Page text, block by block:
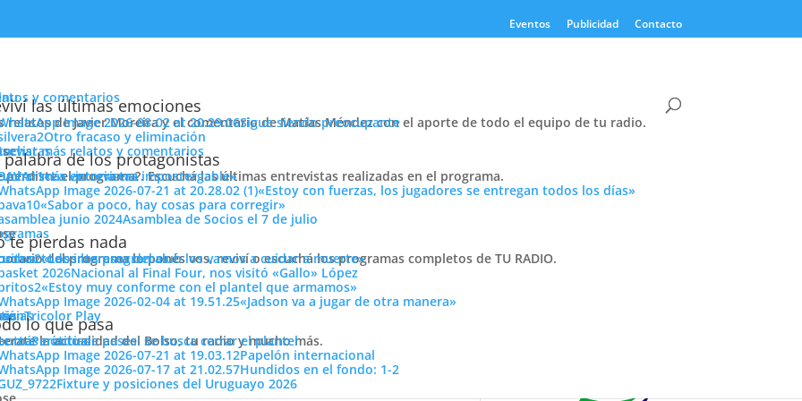
Eventos Publicidad Contacto
y comentarios
las últimas emociones
relatos de Javier Moreira y el comentario de Matías Méndez con el aporte de todo el equipo de tu radio.
Sigue siendo preocupante
Otro fracaso y eliminación
más relatos y comentarios
palabra de los protagonistas
perdiste el programa?. Escuchá las últimas entrevistas realizadas en el programa.
más entrevistas
«La victoria era impostergable»
«Estoy con fuerzas, los jugadores se entregan todos los días»
«Sabor a poco, hay cosas para corregir»
Asamblea de Socios el 7 de julio
te pierdas nada
del programa lo ponés vos, reviví o escuchá los programas completos de TU RADIO.
todos los programas
«Los intereses del club los vamos a cuidar a muerte»
Nacional al Final Four, nos visitó «Gallo» López
«Estoy muy conforme con el plantel que armamos»
«Jadson va a jugar de otra manera»
Play
lo que pasa
la actualidad del Bolso, tu radio y mucho más.
más noticias
Período de pases: se busca cerrar el plantel
Papelón internacional
Hundidos en el fondo: 1-2
Fixture y posiciones del Uruguayo 2026
Plate
Parque y la sensación de calentura y dolor fue indisimulable, mal partido de los
de a poco con sus decisiones. A continuación las fotos que tomó
compartí todas las fotos de Zaner Maidana….
Twitter
Cativelli